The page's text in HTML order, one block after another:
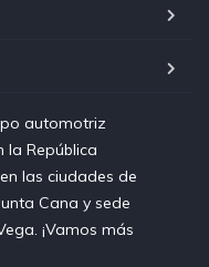
automotriz
la República
las ciudades de
Cana y sede
¡Vamos más